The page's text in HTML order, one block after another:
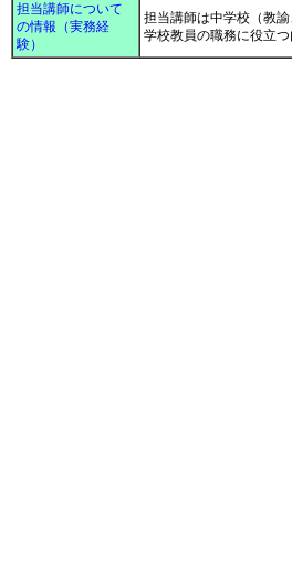
担当講師について
の情報（実務経
験）
担当講師は中学校（教
学校教員の職務に役立